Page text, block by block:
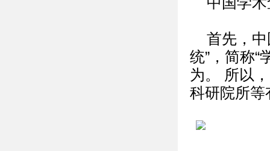
首先，
统”，简称“
为。 所以
科研院所等